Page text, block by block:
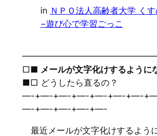
in ＮＰＯ法人高齢者大学 く
−遊び心で学習ごっこ
□■ メールが文字化けするように
■□ どうしたら直るの？
—-+—-+—-+—-+—-+—-+—-
—-+—-+—-+—-+—-
最近メールが文字化けするよう